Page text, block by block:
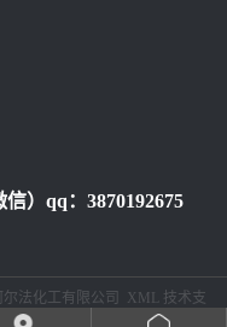
信）qq：3870192675
尔法化工有限公司 XML
技术支